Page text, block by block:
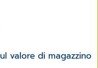
valore di magazzino